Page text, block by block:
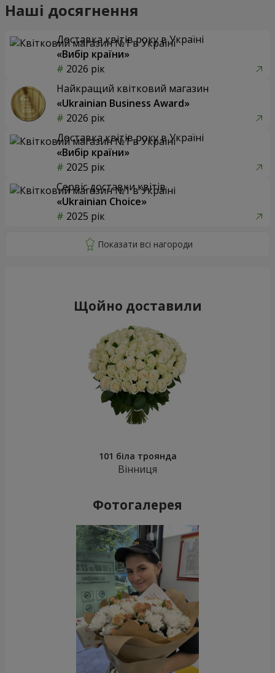
Наші досягнення
Доставка квітів року в Україні
«Вибір країни»
2026 рік
Найкращий квітковий магазин
«Ukrainian Business Award»
2026 рік
Доставка квітів року в Україні
«Вибір країни»
2025 рік
Сервіс доставки квітів
«Ukrainian Choice»
2025 рік
Щойно доставили
101 біла троянда
Вінниця
Фотогалерея